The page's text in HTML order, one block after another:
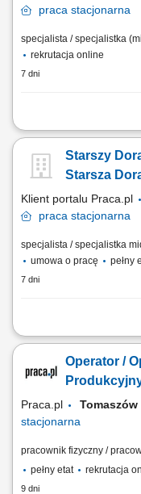
praca stacjonarna
specjalista / specjalistka
rekrutacja online
7 dni
Identyfikowanie potrzeb
sprzedaż produktów
sprzedażowych;
Starszy
Starsza
Klient portalu Praca.pl
praca stacjonarna
specjalista / specjalistka
umowa o pracę
pełny
7 dni
Analiza potrzeb
nowych klientów oraz
biznesowych; Sprzedaż
Operator /
Praca.pl
stacjonarna
pracownik fizyczny /
pełny etat
rekrutacja
9 dni